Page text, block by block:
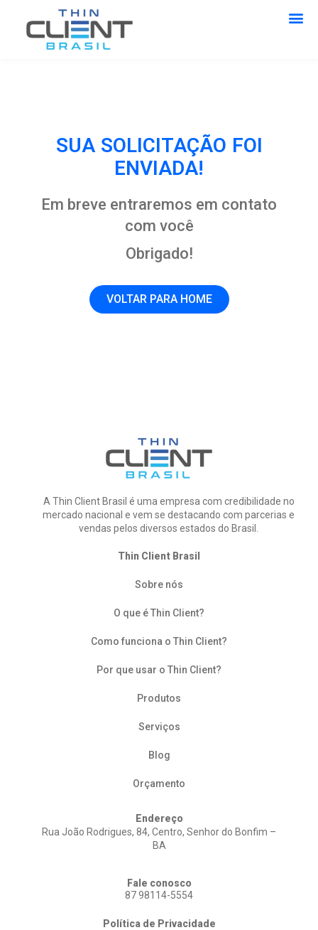
SUA SOLICITAÇÃO FOI
ENVIADA!
Em breve entraremos em contato
com você
Obrigado!
VOLTAR PARA HOME
A Thin Client Brasil é uma empresa com credibilidade no
mercado nacional e vem se destacando com parcerias e
vendas pelos diversos estados do Brasil.
Thin Client Brasil
Sobre nós
O que é Thin Client?
Como funciona o Thin Client?
Por que usar o Thin Client?
Produtos
Serviços
Blog
Orçamento
Endereço
Rua João Rodrigues, 84, Centro, Senhor do Bonfim –
BA
Fale conosco
87 98114-5554
Política de Privacidade